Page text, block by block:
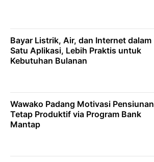
Bayar Listrik, Air, dan Internet dalam
Satu Aplikasi, Lebih Praktis untuk
Kebutuhan Bulanan
Wawako Padang Motivasi Pensiunan
Tetap Produktif via Program Bank
Mantap